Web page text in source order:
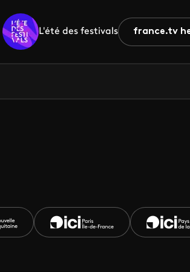
L'été des festivals france.tv